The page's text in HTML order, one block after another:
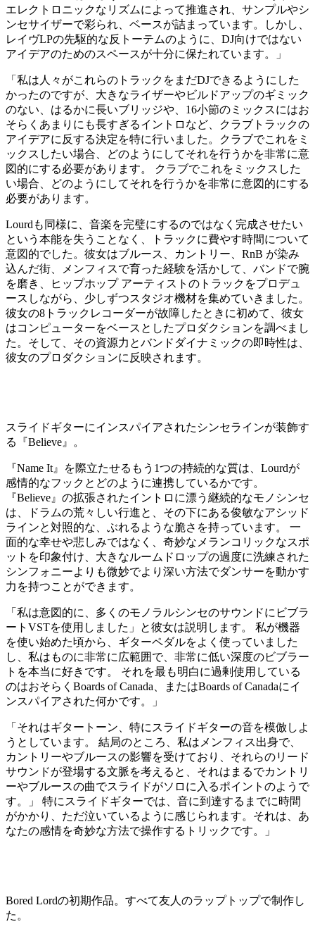
エレクトロニックなリズムによって推進され、サンプルやシ
ンセサイザーで彩られ、ベースが詰まっています。しかし、
レイヴLPの先駆的な反トーテムのように、DJ向けではない
アイデアのためのスペースが十分に保たれています。」
「私は人々がこれらのトラックをまだDJできるようにした
かったのですが、大きなライザーやビルドアップのギミック
のない、はるかに長いブリッジや、16小節のミックスにはお
そらくあまりにも長すぎるイントロなど、クラブトラックの
アイデアに反する決定を特に行いました。クラブでこれをミ
ックスしたい場合、どのようにしてそれを行うかを非常に意
図的にする必要があります。 クラブでこれをミックスした
い場合、どのようにしてそれを行うかを非常に意図的にする
必要があります。
Lourdも同様に、音楽を完璧にするのではなく完成させたい
という本能を失うことなく、トラックに費やす時間について
意図的でした。彼女はブルース、カントリー、RnB が染み
込んだ街、メンフィスで育った経験を活かして、バンドで腕
を磨き、ヒップホップ アーティストのトラックをプロデュ
ースしながら、少しずつスタジオ機材を集めていきました。
彼女の8トラックレコーダーが故障したときに初めて、彼女
はコンピューターをベースとしたプロダクションを調べまし
た。そして、その資源力とバンドダイナミックの即時性は、
彼女のプロダクションに反映されます。
スライドギターにインスパイアされたシンセラインが装飾す
る『Believe』。
『Name It』を際立たせるもう1つの持続的な質は、Lourdが
感情的なフックとどのように連携しているかです。
『Believe』の拡張されたイントロに漂う継続的なモノシンセ
は、ドラムの荒々しい行進と、その下にある俊敏なアシッド
ラインと対照的な、ぶれるような脆さを持っています。 一
面的な幸せや悲しみではなく、奇妙なメランコリックなスポ
ットを印象付け、大きなルームドロップの過度に洗練された
シンフォニーよりも微妙でより深い方法でダンサーを動かす
力を持つことができます。
「私は意図的に、多くのモノラルシンセのサウンドにビブラ
ートVSTを使用しました」と彼女は説明します。 私が機器
を使い始めた頃から、ギターペダルをよく使っていました
し、私はものに非常に広範囲で、非常に低い深度のビブラー
トを本当に好きです。 それを最も明白に過剰使用している
のはおそらくBoards of Canada、またはBoards of Canadaにイ
ンスパイアされた何かです。」
「それはギタートーン、特にスライドギターの音を模倣しよ
うとしています。 結局のところ、私はメンフィス出身で、
カントリーやブルースの影響を受けており、それらのリード
サウンドが登場する文脈を考えると、それはまるでカントリ
ーやブルースの曲でスライドがソロに入るポイントのようで
す。」 特にスライドギターでは、音に到達するまでに時間
がかかり、ただ泣いているように感じられます。それは、あ
なたの感情を奇妙な方法で操作するトリックです。」
Bored Lordの初期作品。すべて友人のラップトップで制作し
た。